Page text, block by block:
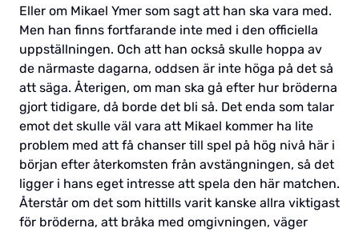
Eller om Mikael Ymer som sagt att han ska vara med.
Men han finns fortfarande inte med i den officiella
uppställningen. Och att han också skulle hoppa av
de närmaste dagarna, oddsen är inte höga på det så
att säga. Återigen, om man ska gå efter hur bröderna
gjort tidigare, då borde det bli så. Det enda som talar
emot det skulle väl vara att Mikael kommer ha lite
problem med att få chanser till spel på hög nivå här i
början efter återkomsten från avstängningen, så det
ligger i hans eget intresse att spela den här matchen.
Återstår om det som hittills varit kanske allra viktigast
för bröderna, att bråka med omgivningen, väger